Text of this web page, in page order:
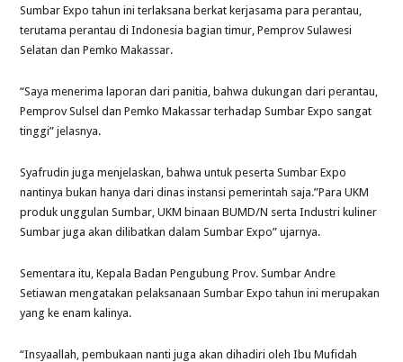
Sumbar Expo tahun ini terlaksana berkat kerjasama para perantau,
terutama perantau di Indonesia bagian timur, Pemprov Sulawesi
Selatan dan Pemko Makassar.
“Saya menerima laporan dari panitia, bahwa dukungan dari perantau,
Pemprov Sulsel dan Pemko Makassar terhadap Sumbar Expo sangat
tinggi” jelasnya.
Syafrudin juga menjelaskan, bahwa untuk peserta Sumbar Expo
nantinya bukan hanya dari dinas instansi pemerintah saja.”Para UKM
produk unggulan Sumbar, UKM binaan BUMD/N serta Industri kuliner
Sumbar juga akan dilibatkan dalam Sumbar Expo” ujarnya.
Sementara itu, Kepala Badan Pengubung Prov. Sumbar Andre
Setiawan mengatakan pelaksanaan Sumbar Expo tahun ini merupakan
yang ke enam kalinya.
“Insyaallah, pembukaan nanti juga akan dihadiri oleh Ibu Mufidah